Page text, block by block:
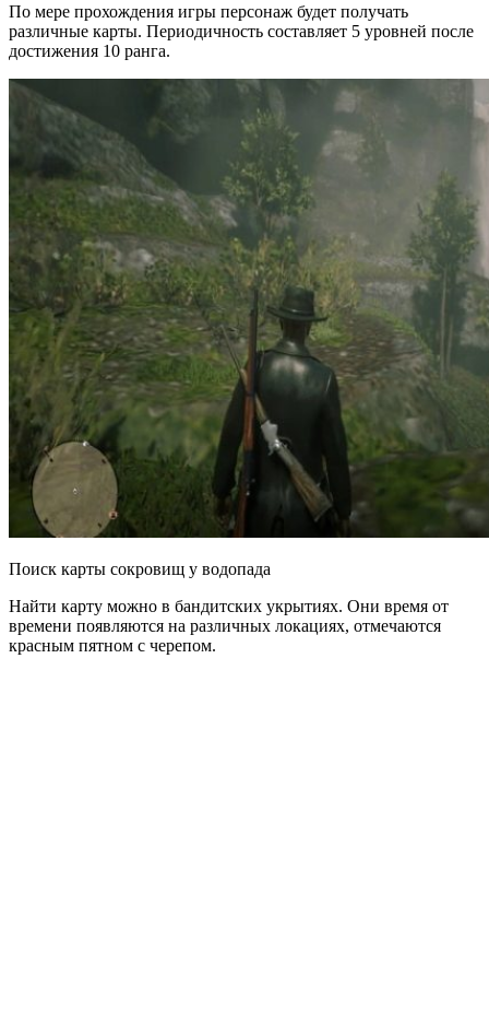
По мере прохождения игры персонаж будет получать
различные карты. Периодичность составляет 5 уровней после
достижения 10 ранга.
Поиск карты сокровищ у водопада
Найти карту можно в бандитских укрытиях. Они время от
времени появляются на различных локациях, отмечаются
красным пятном с черепом.